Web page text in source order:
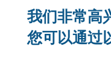
我们非常高
您可以通过